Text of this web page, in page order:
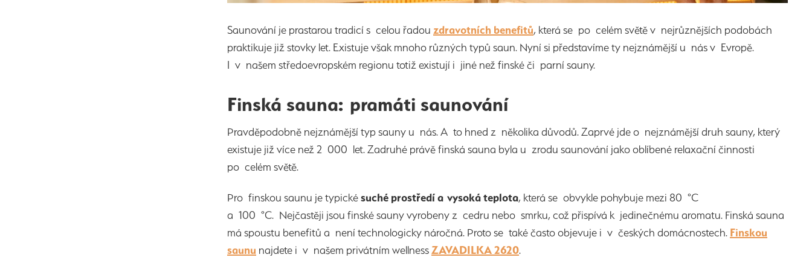
Saunování je prastarou tradicí s celou řadou zdravotních benefitů, která se po celém světě v nejrůznějších podobách
praktikuje již stovky let. Existuje však mnoho různých typů saun. Nyní si představíme ty nejznámější u nás v Evropě.
I v našem středoevropském regionu totiž existují i jiné než finské či parní sauny.
Finská sauna: pramáti saunování
Pravděpodobně nejznámější typ sauny u nás. A to hned z několika důvodů. Zaprvé jde o nejznámější druh sauny, který
existuje již více než 2 000 let. Zadruhé právě finská sauna byla u zrodu saunování jako oblíbené relaxační činnosti
po celém světě.
Pro finskou saunu je typickésuché prostředí a vysoká teplota, která se obvykle pohybuje mezi 80 °C
a 100 °C. Nejčastěji jsou finské sauny vyrobeny z cedru nebo smrku, což přispívá k jedinečnému aromatu. Finská sauna
má spoustu benefitů a není technologicky náročná. Proto se také často objevuje i v českých domácnostech. Finskou
saunu najdete i v našem privátním wellnessZAVADILKA 2620.